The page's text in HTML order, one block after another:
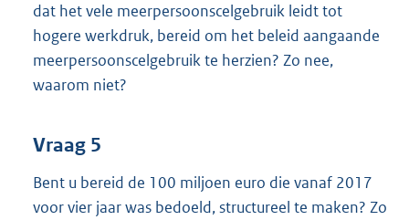
dat het vele meerpersoonscelgebruik leidt tot
hogere werkdruk, bereid om het beleid aangaande
meerpersoonscelgebruik te herzien? Zo nee,
waarom niet?
Vraag 5
Bent u bereid de 100 miljoen euro die vanaf 2017
voor vier jaar was bedoeld, structureel te maken? Zo